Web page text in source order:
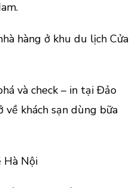
hàng ở khu du lịch Cửa
và check – in tại Đảo
khách sạn dùng bữa
Hà Nội